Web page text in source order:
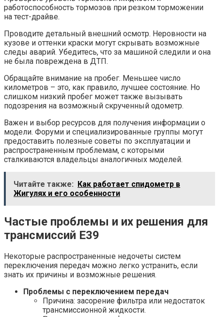
работоспособность тормозов при резком торможении
на тест-драйве.
Проводите детальный внешний осмотр. Неровности на
кузове и оттенки краски могут скрывать возможные
следы аварий. Убедитесь, что за машиной следили и она
не была повреждена в ДТП.
Обращайте внимание на пробег. Меньшее число
километров – это, как правило, лучшее состояние. Но
слишком низкий пробег может также вызывать
подозрения на возможный скрученный одометр.
Важен и выбор ресурсов для получения информации о
модели. Форуми и специализированные группы могут
предоставить полезные советы по эксплуатации и
распространенным проблемам, с которыми
сталкиваются владельцы аналогичных моделей.
Читайте также: Как работает спидометр в
Жигулях и его особенности
Частые проблемы и их решения для
трансмиссий E39
Некоторые распространенные недочеты систем
переключения передач можно легко устранить, если
знать их причины и возможные решения.
Проблемы с переключением передач
Причина: засорение фильтра или недостаток
трансмиссионной жидкости.